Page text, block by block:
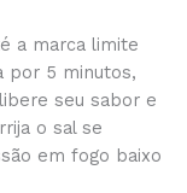
a marca limite
por 5 minutos,
seu sabor e
o sal se
em fogo baixo